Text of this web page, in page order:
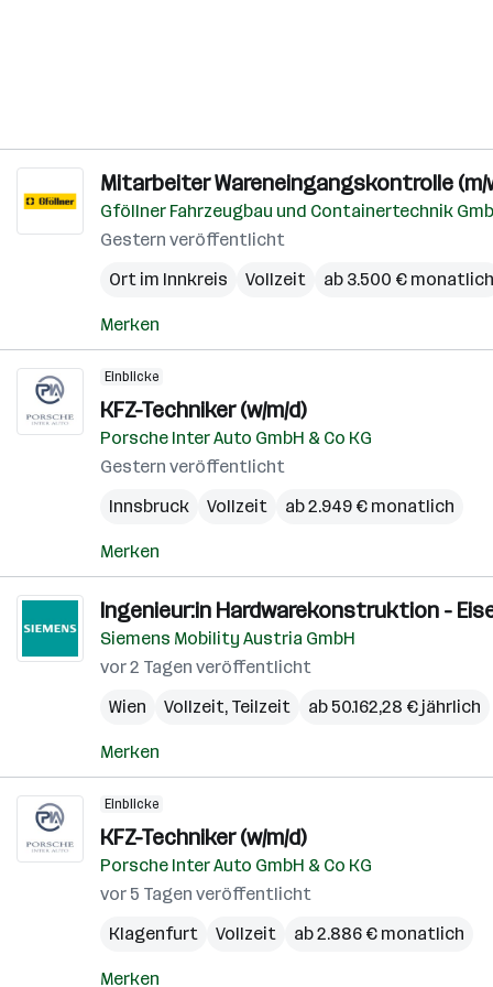
Mitarbeiter Wareneingangskontrolle (m/
Gföllner Fahrzeugbau und Containertechnik
Gestern veröffentlicht
Ort im Innkreis
Vollzeit ab 3.500 € monatlich
Merken
Einblicke
KFZ-Techniker (w/m/d)
Porsche Inter Auto GmbH & Co KG
Gestern veröffentlicht
Innsbruck
Vollzeit ab 2.949 € monatlich
Merken
Ingenieur:in Hardwarekonstruktion -
Siemens Mobility Austria GmbH
vor 2 Tagen veröffentlicht
Wien
Vollzeit, Teilzeit ab 50.162,28 € jährlich
Merken
Einblicke
KFZ-Techniker (w/m/d)
Porsche Inter Auto GmbH & Co KG
vor 5 Tagen veröffentlicht
Klagenfurt
Vollzeit ab 2.886 € monatlich
Merken